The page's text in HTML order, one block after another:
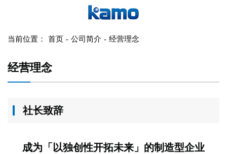
当前位置： 首页 - 公司简介 - 经营理念
经营理念
社长致辞
成为「以独创性开拓未来」的制造型企业